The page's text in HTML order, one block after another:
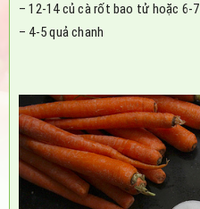
– 12-14 củ cà rốt bao tử hoặc 6-
– 4-5 quả chanh